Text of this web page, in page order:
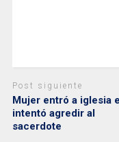
Post siguiente
Mujer entró a iglesia e
intentó agredir al
sacerdote